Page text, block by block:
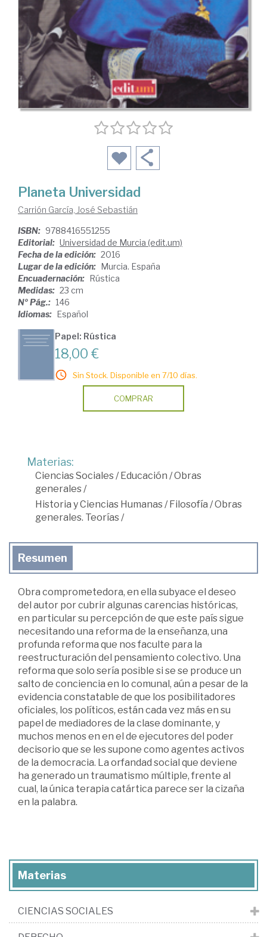
Planeta Universidad
Carrión García, José Sebastián
ISBN: 9788416551255
Editorial: Universidad de Murcia (edit.um)
Fecha de la edición: 2016
Lugar de la edición: Murcia. España
Encuadernación: Rústica
Medidas: 23 cm
Nº Pág.: 146
Idiomas: Español
Papel: Rústica
18,00 €
Sin Stock. Disponible en 7/10 días.
COMPRAR
Materias:
Ciencias Sociales /Educación /Obras
generales /
Historia y Ciencias Humanas /Filosofía /Obras
generales. Teorías /
Resumen
Obra comprometedora, en ella subyace el deseo
del autor por cubrir algunas carencias históricas,
en particular su percepción de que este país sigue
necesitando una reforma de la enseñanza, una
profunda reforma que nos faculte para la
reestructuración del pensamiento colectivo. Una
reforma que solo sería posible si se se produce un
salto de conciencia en lo comunal, aún a pesar de la
evidencia constatable de que los posibilitadores
oficiales, los políticos, están cada vez más en su
papel de mediadores de la clase dominante, y
muchos menos en en el de ejecutores del poder
decisorio que se les supone como agentes activos
de la democracia. La orfandad social que deviene
ha generado un traumatismo múltiple, frente al
cual, la única terapia catártica parece ser la cizaña
en la palabra.
Materias
CIENCIAS SOCIALES